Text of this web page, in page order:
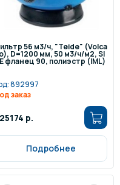
56 м3/ч, "Teide" (Volca
D=1200 мм, 50 м3/ч/м2, SI
фланец 90, полиэстр (IML)
892997
заказ
р.
Подробнее